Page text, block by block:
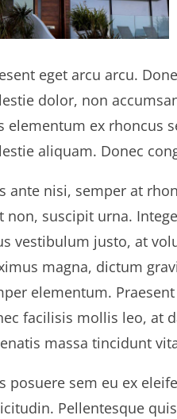
eget arcu arcu.
dolor, non
elementum ex rhoncus
aliquam. Donec
ante nisi, semper at
non, suscipit urna.
vestibulum justo, at
magna, dictum
elementum.
facilisis mollis leo, at
massa tincidunt
posuere sem eu ex
Pellentesque